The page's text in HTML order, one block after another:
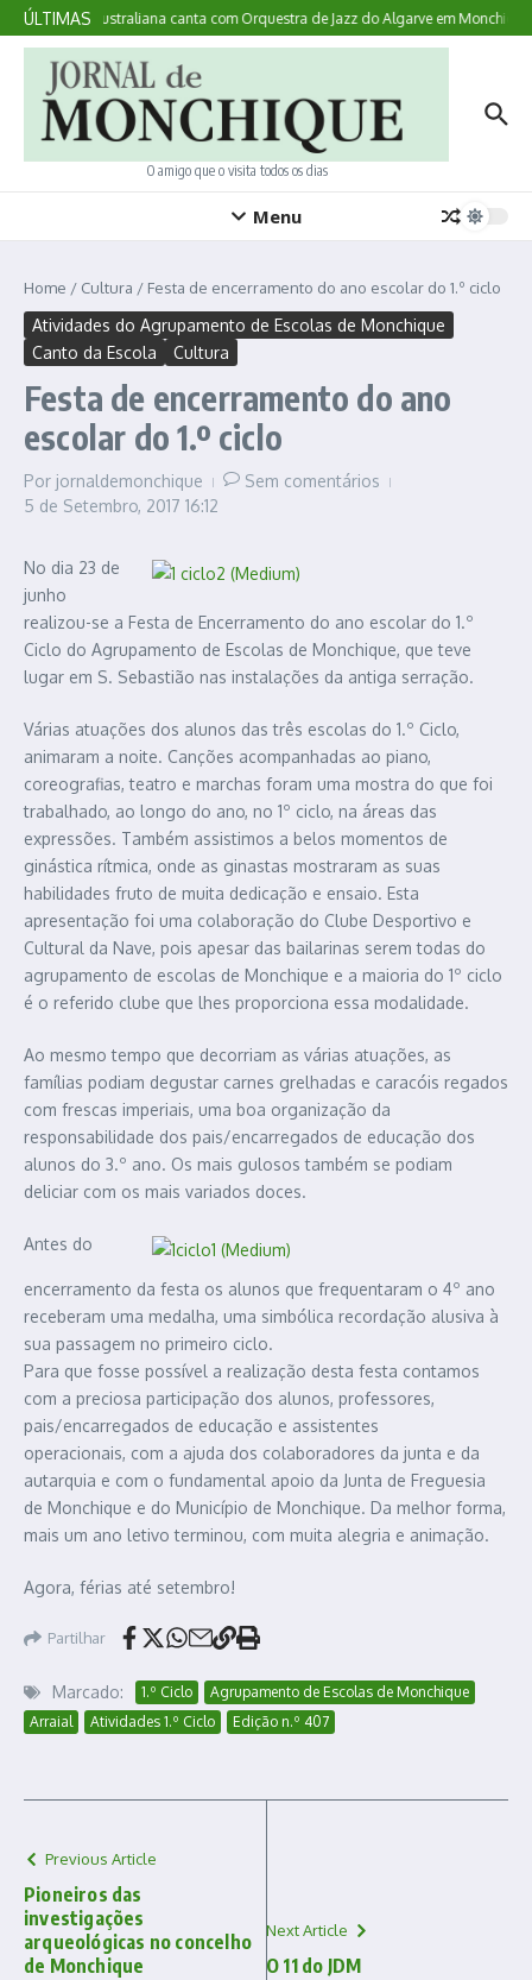
Ir para o conteúdo
ÚLTIMAS
Acontece: australiana canta com Orquestra de Jazz do Algarve em Monchique
O amigo que o visita todos os dias
Menu
Home / Cultura / Festa de encerramento do ano escolar do 1.º ciclo
Atividades do Agrupamento de Escolas de Monchique
Canto da Escola
Cultura
Festa de encerramento do ano
escolar do 1.º ciclo
Por jornaldemonchique
Sem comentários
5 de Setembro, 2017 16:12
No dia 23 de
junho
realizou-se a Festa de Encerramento do ano escolar do 1.º
Ciclo do Agrupamento de Escolas de Monchique, que teve
lugar em S. Sebastião nas instalações da antiga serração.
Várias atuações dos alunos das três escolas do 1.º Ciclo,
animaram a noite. Canções acompanhadas ao piano,
coreografias, teatro e marchas foram uma mostra do que foi
trabalhado, ao longo do ano, no 1º ciclo, na áreas das
expressões. Também assistimos a belos momentos de
ginástica rítmica, onde as ginastas mostraram as suas
habilidades fruto de muita dedicação e ensaio. Esta
apresentação foi uma colaboração do Clube Desportivo e
Cultural da Nave, pois apesar das bailarinas serem todas do
agrupamento de escolas de Monchique e a maioria do 1º ciclo
é o referido clube que lhes proporciona essa modalidade.
Ao mesmo tempo que decorriam as várias atuações, as
famílias podiam degustar carnes grelhadas e caracóis regados
com frescas imperiais, uma boa organização da
responsabilidade dos pais/encarregados de educação dos
alunos do 3.º ano. Os mais gulosos também se podiam
deliciar com os mais variados doces.
Antes do
encerramento da festa os alunos que frequentaram o 4º ano
receberam uma medalha, uma simbólica recordação alusiva à
sua passagem no primeiro ciclo.
Para que fosse possível a realização desta festa contamos
com a preciosa participação dos alunos, professores,
pais/encarregados de educação e assistentes
operacionais, com a ajuda dos colaboradores da junta e da
autarquia e com o fundamental apoio da Junta de Freguesia
de Monchique e do Município de Monchique. Da melhor forma,
mais um ano letivo terminou, com muita alegria e animação.
Agora, férias até setembro!
Partilhar
Marcado: 1.º Ciclo
Agrupamento de Escolas de Monchique
Arraial
Atividades 1.º Ciclo Edição n.º 407
Previous Article
Pioneiros das
investigações
arqueológicas no concelho
de Monchique
Next Article
O 11 do JDM